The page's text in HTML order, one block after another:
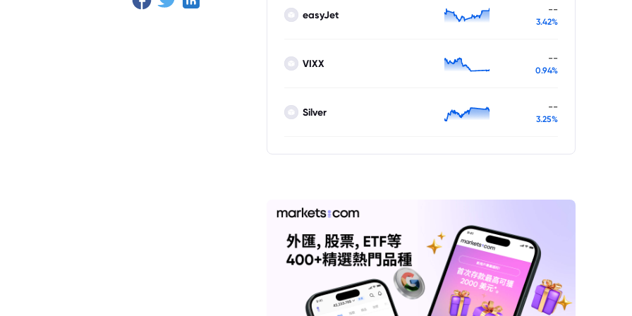
easyJet --
3.42%
VIXX --
0.94%
Silver --
3.25%